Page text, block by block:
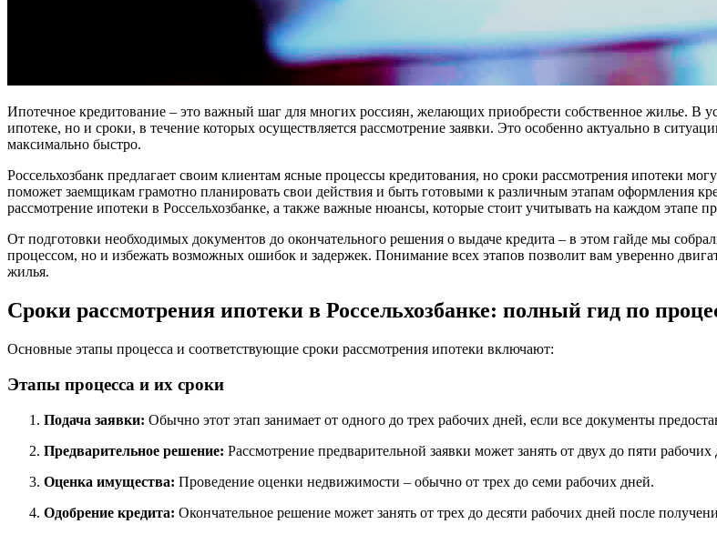
Ипотечное кредитование – это важный шаг для многих россиян, желающих приобрести собственное жилье. В
ипотеке, но и сроки, в течение которых осуществляется рассмотрение заявки. Это особенно актуально в
максимально быстро.
Россельхозбанк предлагает своим клиентам ясные процессы кредитования, но сроки рассмотрения ипотеки
поможет заемщикам грамотно планировать свои действия и быть готовыми к различным этапам оформления
рассмотрение ипотеки в Россельхозбанке, а также важные нюансы, которые стоит учитывать на каждом этапе
От подготовки необходимых документов до окончательного решения о выдаче кредита – в этом гайде мы
процессом, но и избежать возможных ошибок и задержек. Понимание всех этапов позволит вам уверенно
жилья.
Сроки рассмотрения ипотеки в Россельхозбанке: полный гид по
Основные этапы процесса и соответствующие сроки рассмотрения ипотеки включают:
Этапы процесса и их сроки
Подача заявки: Обычно этот этап занимает от одного до трех рабочих дней, если все документы
Предварительное решение: Рассмотрение предварительной заявки может занять от двух до пяти рабочих
Оценка имущества: Проведение оценки недвижимости – обычно от трех до семи рабочих дней.
Одобрение кредита: Окончательное решение может занять от трех до десяти рабочих дней после